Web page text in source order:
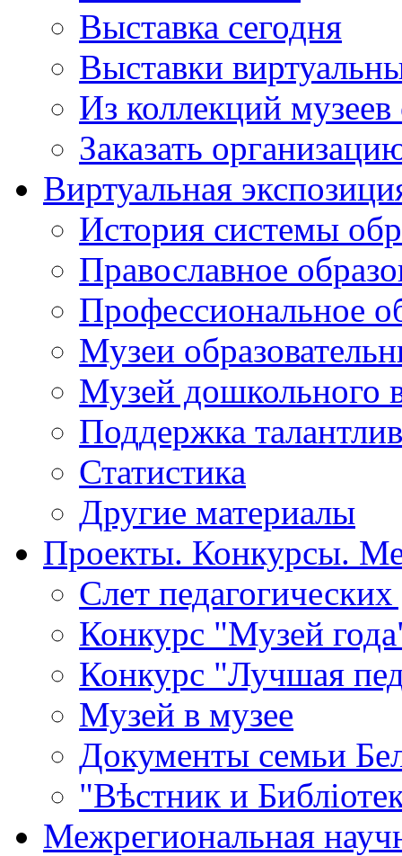
Выставка сегодня
Выставки
Из коллекций
Заказать
Виртуальная
История системы
Православное
Профессиональное
Музеи
Музей дошкольного
Поддержка
Статистика
Другие материалы
Проекты. Конкурсы.
Cлет
Конкурс "Музей
Конкурс "Лучшая
Музей в музее
Документы семьи
"Вѣстник и
Межрегиональная